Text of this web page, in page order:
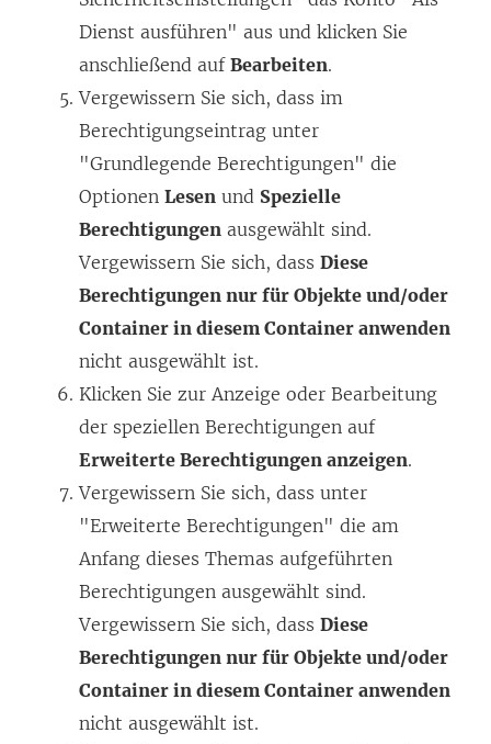
Dienst ausführen" aus und klicken Sie
anschließend auf Bearbeiten.
Vergewissern Sie sich, dass im
Berechtigungseintrag unter
"Grundlegende Berechtigungen" die
Optionen Lesen und Spezielle
Berechtigungen ausgewählt sind.
Vergewissern Sie sich, dass Diese
Berechtigungen nur für Objekte und/oder
Container in diesem Container anwenden
nicht ausgewählt ist.
Klicken Sie zur Anzeige oder Bearbeitung
der speziellen Berechtigungen auf
Erweiterte Berechtigungen anzeigen.
Vergewissern Sie sich, dass unter
"Erweiterte Berechtigungen" die am
Anfang dieses Themas aufgeführten
Berechtigungen ausgewählt sind.
Vergewissern Sie sich, dass Diese
Berechtigungen nur für Objekte und/oder
Container in diesem Container anwenden
nicht ausgewählt ist.